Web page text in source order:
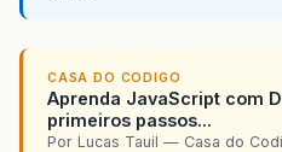
CASA DO CODIGO
Aprenda JavaScript com
primeiros passos...
Por Lucas Tauil — Casa do